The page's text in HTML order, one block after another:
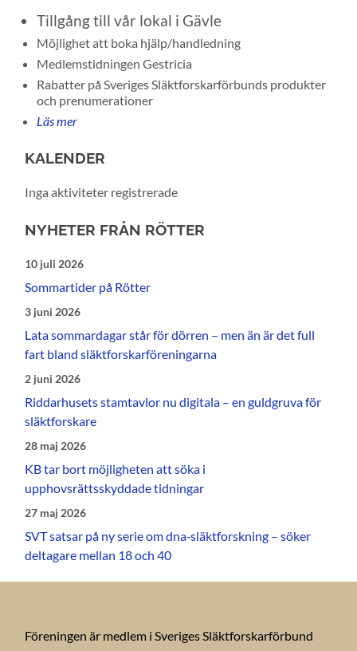
Tillgång till vår lokal i Gävle
Möjlighet att boka hjälp/handledning
Medlemstidningen Gestricia
Rabatter på Sveriges Släktforskarförbunds produkter
och prenumerationer
Läs mer
KALENDER
Inga aktiviteter registrerade
NYHETER FRÅN RÖTTER
10 juli 2026
Sommartider på Rötter
3 juni 2026
Lata sommardagar står för dörren – men än är det full
fart bland släktforskarföreningarna
2 juni 2026
Riddarhusets stamtavlor nu digitala – en guldgruva för
släktforskare
28 maj 2026
KB tar bort möjligheten att söka i
upphovsrättsskyddade tidningar
27 maj 2026
SVT satsar på ny serie om dna‑släktforskning – söker
deltagare mellan 18 och 40
Föreningen är medlem i Sveriges Släktforskarförbund